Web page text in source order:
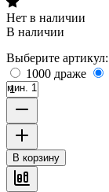
Нет в наличии
В наличии
Выберите артикул:
1000 драже
мин. 1
В корзину